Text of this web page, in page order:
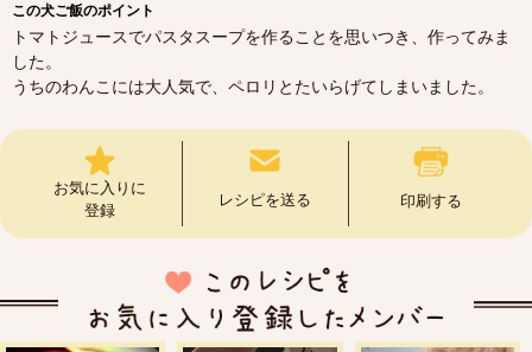
この犬ご飯のポイント
トマトジュースでパスタスープを作ることを思いつき、作ってみま
した。
うちのわんこには大人気で、ペロリとたいらげてしまいました。
お気に入りに
登録
レシピを送る 印刷する